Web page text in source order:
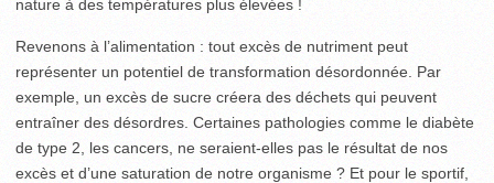
nature à des températures plus élevées !
Revenons à l’alimentation : tout excès de nutriment peut
représenter un potentiel de transformation désordonnée. Par
exemple, un excès de sucre créera des déchets qui peuvent
entraîner des désordres. Certaines pathologies comme le diabète
de type 2, les cancers, ne seraient-elles pas le résultat de nos
excès et d’une saturation de notre organisme ? Et pour le sportif,